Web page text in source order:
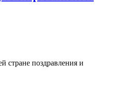
стране поздравления и